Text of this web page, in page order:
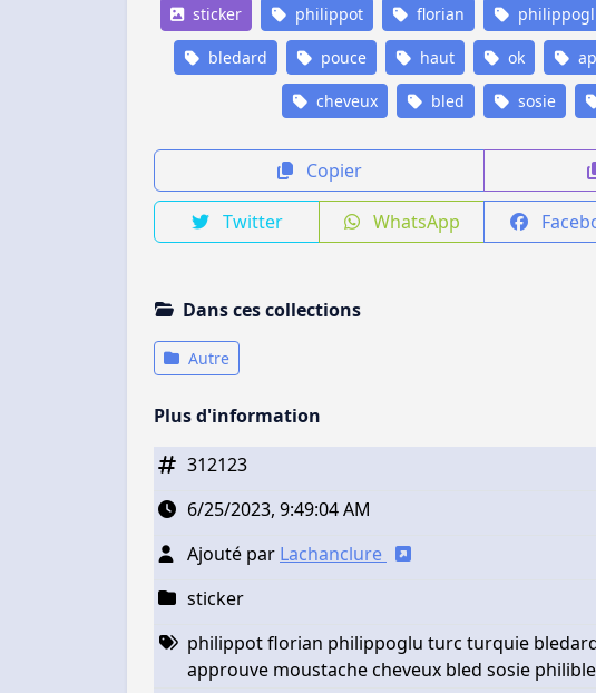
sticker philippot florian
bledard pouce haut ok
cheveux bled sosie
Copier
Twitter WhatsApp
Dans ces collections
Autre
Plus d'information
312123
6/25/2023, 9:49:04 AM
Ajouté par Lachanclure
sticker
philippot florian philippoglu turc turquie
approuve moustache cheveux bled sosie